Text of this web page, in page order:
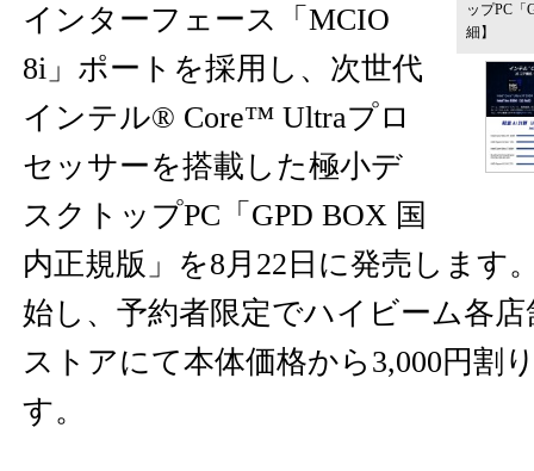
ップPC「
細】
インターフェース「MCIO
8i」ポートを採用し、次世代
インテル® Core™ Ultraプロ
セッサーを搭載した極小デ
スクトップPC「GPD BOX 国
内正規版」を8月22日に発売します
始し、予約者限定でハイビーム各
ストアにて本体価格から3,000円割
す。